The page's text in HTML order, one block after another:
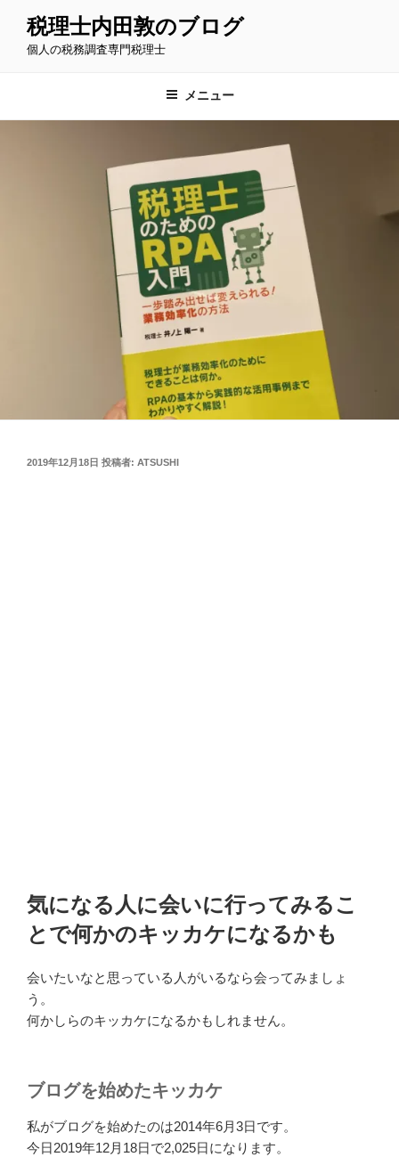
税理士内田敦のブログ
個人の税務調査専門税理士
メニュー
投
2019年12月18日 投稿者: ATSUSHI
気になる人に会いに行ってみるこ
とで何かのキッカケになるかも
会いたいなと思っている人がいるなら会ってみましょ
う。
何かしらのキッカケになるかもしれません。
ブログを始めたキッカケ
私がブログを始めたのは2014年6月3日です。
今日2019年12月18日で2,025日になります。